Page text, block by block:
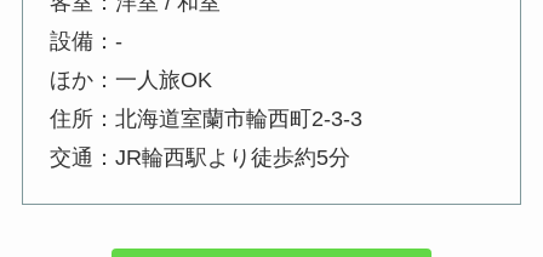
設備：-
ほか：一人旅OK
住所：北海道室蘭市輪西町2-3-3
交通：JR輪西駅より徒歩約5分